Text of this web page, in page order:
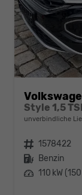
unverbindliche
Fahrzeugnr. 1578422
Kraftstoff Benzin
Leistung 110 kW